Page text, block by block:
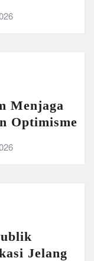
Menjaga
Optimisme
Jelang